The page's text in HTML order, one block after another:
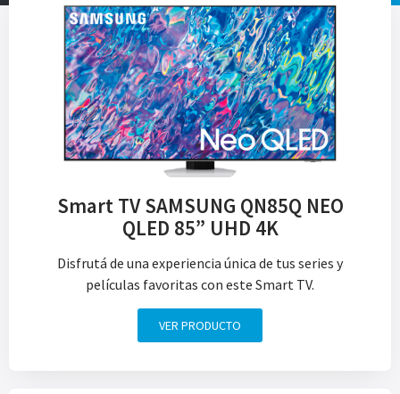
Smart TV SAMSUNG QN85Q NEO
QLED 85” UHD 4K
Disfrutá de una experiencia única de tus series y
películas favoritas con este Smart TV.
VER PRODUCTO